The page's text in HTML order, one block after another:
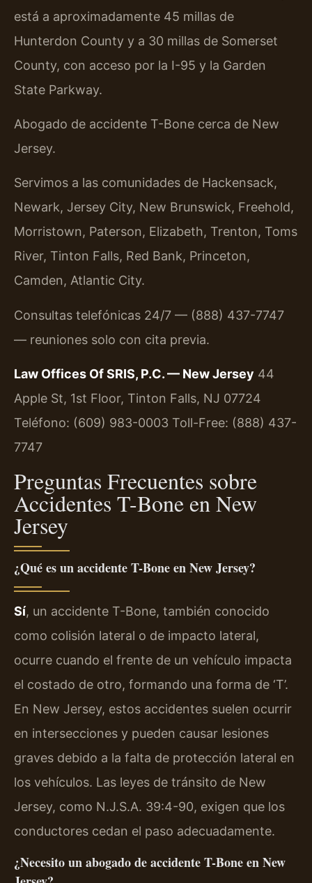
está a aproximadamente 45 millas de
Hunterdon County y a 30 millas de Somerset
County, con acceso por la I-95 y la Garden
State Parkway.
Abogado de accidente T-Bone cerca de New
Jersey.
Servimos a las comunidades de Hackensack,
Newark, Jersey City, New Brunswick, Freehold,
Morristown, Paterson, Elizabeth, Trenton, Toms
River, Tinton Falls, Red Bank, Princeton,
Camden, Atlantic City.
Consultas telefónicas 24/7 — (888) 437-7747
— reuniones solo con cita previa.
Law Offices Of SRIS, P.C. — New Jersey 44
Apple St, 1st Floor, Tinton Falls, NJ 07724
Teléfono: (609) 983-0003 Toll-Free: (888) 437-
7747
Preguntas Frecuentes sobre
Accidentes T-Bone en New
Jersey
¿Qué es un accidente T-Bone en New Jersey?
Sí, un accidente T-Bone, también conocido
como colisión lateral o de impacto lateral,
ocurre cuando el frente de un vehículo impacta
el costado de otro, formando una forma de ‘T’.
En New Jersey, estos accidentes suelen ocurrir
en intersecciones y pueden causar lesiones
graves debido a la falta de protección lateral en
los vehículos. Las leyes de tránsito de New
Jersey, como N.J.S.A. 39:4-90, exigen que los
conductores cedan el paso adecuadamente.
¿Necesito un abogado de accidente T-Bone en New